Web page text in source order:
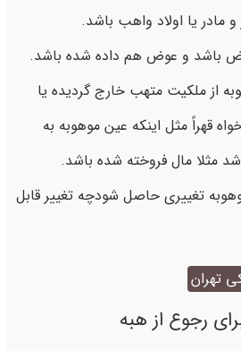
از ملکیت متهب خارج گردیده یا
قهراً مثل اینکه عین موهوبه به
مثلا مال فروخته شده باشد.
تغییری حاصل شودچه تغییر قابل
تهران
رجوع از هبه